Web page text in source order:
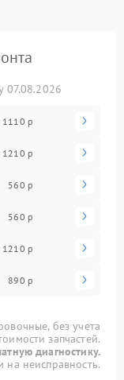
07.08.2026
1110 р
1210 р
560 р
560 р
1210 р
890 р
без учета
запчастей.
диагностику.
неисправность.